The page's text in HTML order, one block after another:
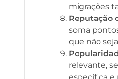
migrações
Reputação
soma
que não
relevante,
específica e